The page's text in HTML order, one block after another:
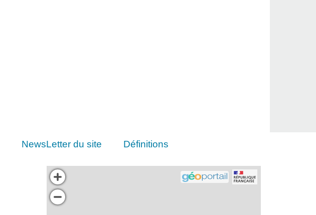
NewsLetter du site Définitions